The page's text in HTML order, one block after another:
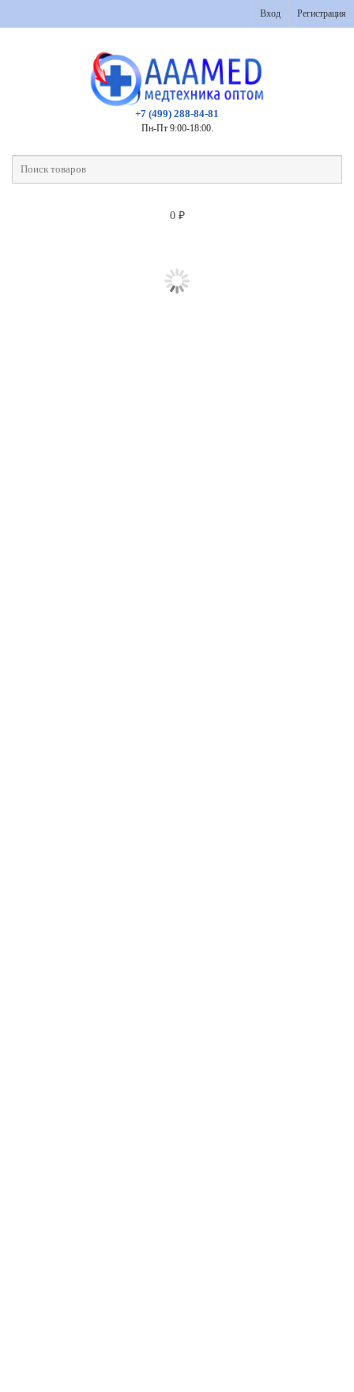
Вход Регистрация
+7 (499) 288-84-81
Пн-Пт 9:00-18:00.
0 ₽